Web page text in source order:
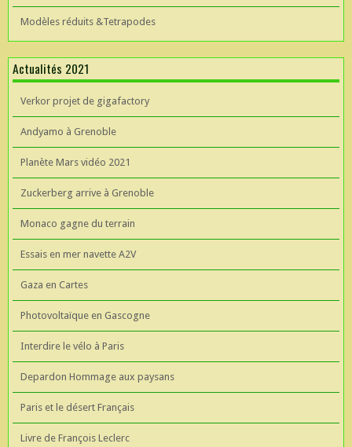
Modèles réduits &Tetrapodes
Actualités 2021
Verkor projet de gigafactory
Andyamo à Grenoble
Planète Mars vidéo 2021
Zuckerberg arrive à Grenoble
Monaco gagne du terrain
Essais en mer navette A2V
Gaza en Cartes
Photovoltaïque en Gascogne
Interdire le vélo à Paris
Depardon Hommage aux paysans
Paris et le désert Français
Livre de François Leclerc